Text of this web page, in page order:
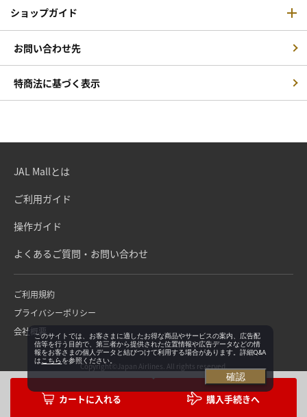
購入手続きへ
ショップガイド
お問い合わせ先
特商法に基づく表示
JAL Mallとは
ご利用ガイド
操作ガイド
よくあるご質問・お問い合わせ
ご利用規約
プライバシーポリシー
会社概要
Copyright©Japan Airlines. All rights reserved.
このサイトでは、お客さまに適したお得な商品やサービスの案内、広告配
信等を行う目的で、第三者から提供された位置情報や広告データなどの情
報をお客さまの個人データと結びつけて利用する場合があります。詳細Q&A
は こちらを参照ください。
確認